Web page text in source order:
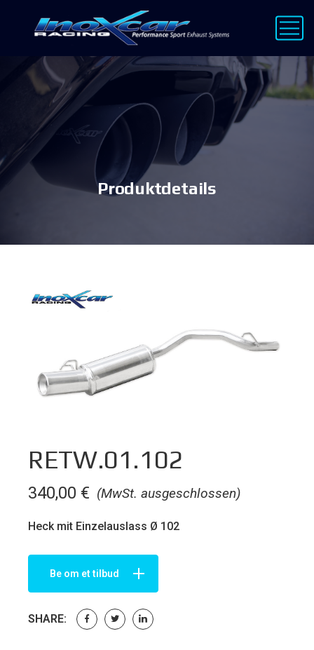
Produktdetails
RETW.01.102
(MwSt. ausgeschlossen)
340,00 €
Heck mit Einzelauslass Ø 102
Be om et tilbud
SHARE: